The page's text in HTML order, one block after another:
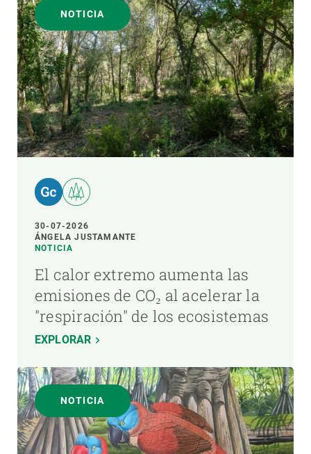
NOTICIA
30-07-2026
ÁNGELA JUSTAMANTE
NOTICIA
El calor extremo aumenta las
emisiones de CO₂ al acelerar la
"respiración" de los ecosistemas
EXPLORAR
NOTICIA